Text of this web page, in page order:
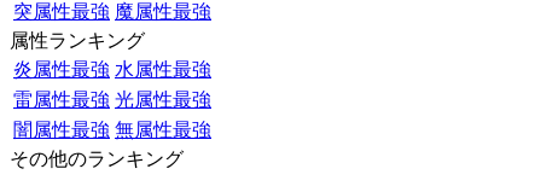
突属性最強 魔属性最強
属性ランキング
炎属性最強 水属性最強
雷属性最強 光属性最強
闇属性最強 無属性最強
その他のランキング